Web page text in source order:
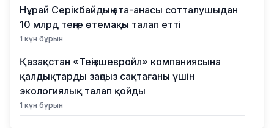
Нұрай Серікбайдың ата-анасы сотталушыдан
10 млрд теңге өтемақы талап етті
1 күн бұрын
Қазақстан «Теңізшевройл» компаниясына
қалдықтарды заңсыз сақтағаны үшін
экологиялық талап қойды
1 күн бұрын